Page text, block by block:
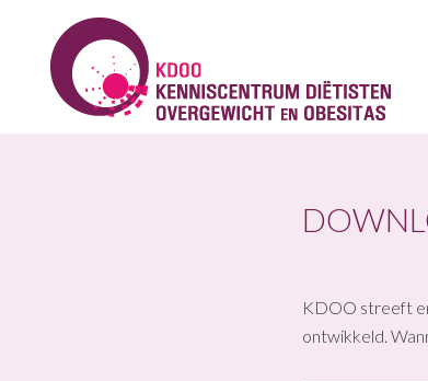
primary
navigation
content
KDOO streeft
ontwikkeld.